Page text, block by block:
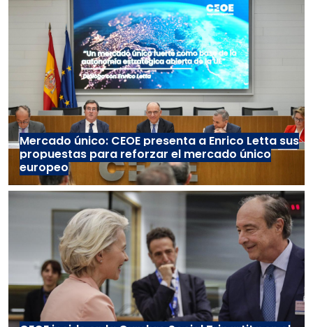
Mercado único: CEOE presenta a Enrico Letta sus
propuestas para reforzar el mercado único
europeo